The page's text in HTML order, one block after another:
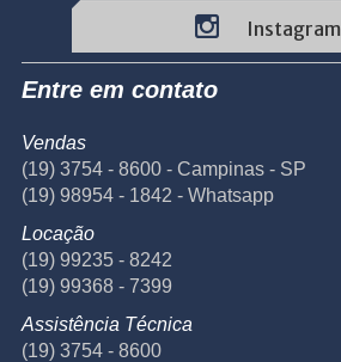
Instagram
Entre em contato
Vendas
(19) 3754 - 8600 - Campinas - SP
(19) 98954 - 1842 - Whatsapp
Locação
(19) 99235 - 8242
(19) 99368 - 7399
Assistência Técnica
(19) 3754 - 8600